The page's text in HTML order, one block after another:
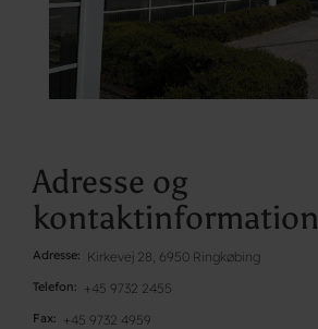
Adresse og
kontaktinformation
Adresse Kirkevej 28, 6950 Ringkøbing
Telefon +45 9732 2455
Fax +45 9732 4959